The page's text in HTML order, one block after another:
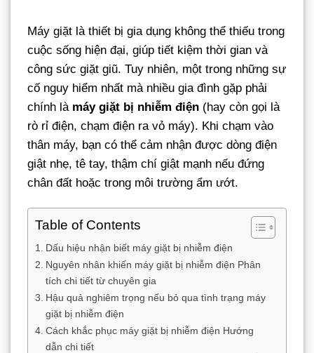
Máy giặt là thiết bị gia dụng không thể thiếu trong
cuộc sống hiện đại, giúp tiết kiệm thời gian và
công sức giặt giũ. Tuy nhiên, một trong những sự
cố nguy hiểm nhất mà nhiều gia đình gặp phải
chính là máy giặt bị nhiễm điện (hay còn gọi là
rò rỉ điện, chạm điện ra vỏ máy). Khi chạm vào
thân máy, bạn có thể cảm nhận được dòng điện
giật nhẹ, tê tay, thậm chí giật mạnh nếu đứng
chân đất hoặc trong môi trường ẩm ướt.
Table of Contents
Dấu hiệu nhận biết máy giặt bị nhiễm điện
Nguyên nhân khiến máy giặt bị nhiễm điện Phân
tích chi tiết từ chuyên gia
Hậu quả nghiêm trọng nếu bỏ qua tình trạng máy
giặt bị nhiễm điện
Cách khắc phục máy giặt bị nhiễm điện Hướng
dẫn chi tiết